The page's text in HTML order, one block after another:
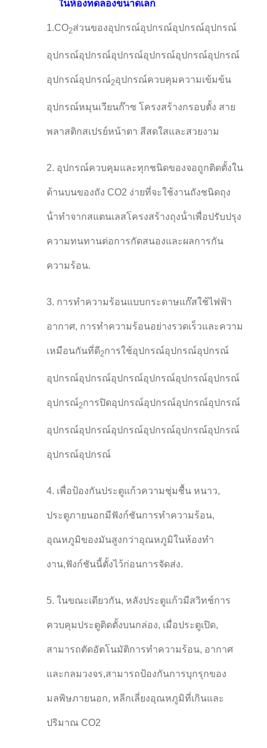
ในห้องทดลองขนาดเล็ก
1.CO2ส่วนของอุปกรณ์อุปกรณ์อุปกรณ์อุปกรณ์
อุปกรณ์อุปกรณ์อุปกรณ์อุปกรณ์อุปกรณ์อุปกรณ์
อุปกรณ์อุปกรณ์2อุปกรณ์ควบคุมความเข้มข้น
อุปกรณ์หมุนเวียนก๊าซ โครงสร้างกรอบตั้ง สาย
พลาสติกสเปรย์หน้าตา สีสดใสและสวยงาม
2. อุปกรณ์ควบคุมและทุกชนิดของจอถูกติดตั้งใน
ด้านบนของถัง CO2 ง่ายที่จะใช้งานถังชนิดถุง
น้ําทําจากสแตนเลสโครงสร้างถุงน้ําเพื่อปรับปรุง
ความทนทานต่อการกัดสนองและผลการกัน
ความร้อน.
3. การทําความร้อนแบบกระดาษแก๊สใช้ไฟฟ้า
อากาศ, การทําความร้อนอย่างรวดเร็วและความ
เหมือนกันที่ดี2การใช้อุปกรณ์อุปกรณ์อุปกรณ์
อุปกรณ์อุปกรณ์อุปกรณ์อุปกรณ์อุปกรณ์อุปกรณ์
อุปกรณ์2การปิดอุปกรณ์อุปกรณ์อุปกรณ์อุปกรณ์
อุปกรณ์อุปกรณ์อุปกรณ์อุปกรณ์อุปกรณ์อุปกรณ์
อุปกรณ์อุปกรณ์
4. เพื่อป้องกันประตูแก้วความชุ่มชื้น หนาว,
ประตูภายนอกมีฟังก์ชันการทําความร้อน,
อุณหภูมิของมันสูงกว่าอุณหภูมิในห้องทํา
งาน,ฟังก์ชันนี้ตั้งไว้ก่อนการจัดส่ง.
5. ในขณะเดียวกัน, หลังประตูแก้วมีสวิทช์การ
ควบคุมประตูติดตั้งบนกล่อง, เมื่อประตูเปิด,
สามารถตัดอัตโนมัติการทําความร้อน, อากาศ
และกลมวงจร,สามารถป้องกันการบุกรุกของ
มลพิษภายนอก, หลีกเลี่ยงอุณหภูมิที่เกินและ
ปริมาณ CO2